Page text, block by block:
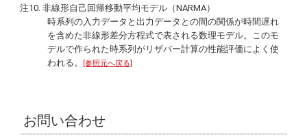
注10. 非線形自己回帰移動平均モデル（NARMA）
時系列の入力データと出力データとの間の関係が時間遅れ
を含めた非線形差分方程式で表される数理モデル。このモ
デルで作られた時系列がリザバー計算の性能評価によく使
われる。
[参照元へ戻る]
お問い合わせ